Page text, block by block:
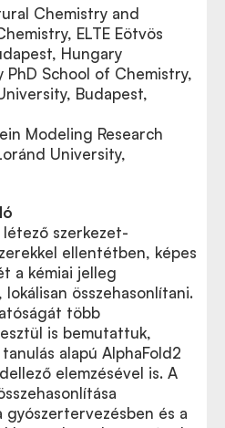
Chemistry and
ELTE Eötvös
Hungary
PhD School of Chemistry,
Budapest,
Modeling Research
University,
szerkezet-
ellentétben, képes
a kémiai jelleg
összehasonlítani.
több
is bemutattuk,
alapú AlphaFold2
elemzésével is. A
és a